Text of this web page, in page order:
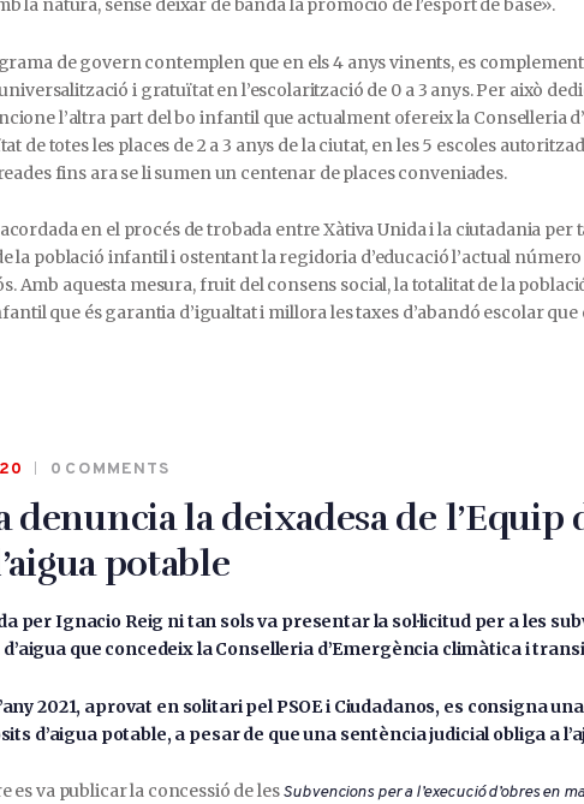
la natura, sense deixar de banda la promoció de l’esport de base».
de govern contemplen que en els 4 anys vinents, es
i gratuïtat en l’escolarització de 0 a 3 anys. Per això
l’altra part del bo infantil que actualment ofereix la Conselleria
de totes les places de 2 a 3 anys de la ciutat, en les 5 escoles
fins ara se li sumen un centenar de places conveniades.
en el procés de trobada entre Xàtiva Unida i la ciutadania per
la població infantil i ostentant la regidoria d’educació l’actual número
Amb aquesta mesura, fruit del consens social, la totalitat de la
que és garantia d’igualtat i millora les taxes d’abandó escolar que
0 COMMENTS
denuncia la deixadesa de l’Equip
potable
per Ignacio Reig ni tan sols va presentar la sol·licitud per a les
que concedeix la Conselleria d’Emergència climàtica i
2021, aprovat en solitari pel PSOE i Ciudadanos, es consigna
d’aigua potable, a pesar de que una sentència judicial obliga a
es va publicar la concessió de lesSubvencions per a l’execució d’obres en